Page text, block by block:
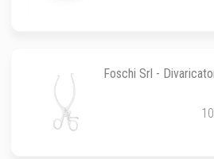
Foschi Srl -